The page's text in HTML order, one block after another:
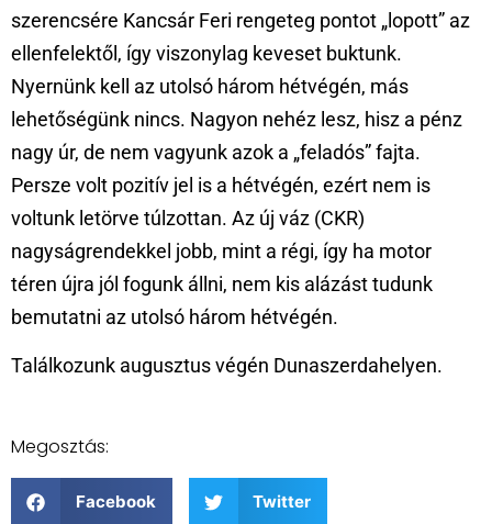
szerencsére Kancsár Feri rengeteg pontot „lopott” az
ellenfelektől, így viszonylag keveset buktunk.
Nyernünk kell az utolsó három hétvégén, más
lehetőségünk nincs. Nagyon nehéz lesz, hisz a pénz
nagy úr, de nem vagyunk azok a „feladós” fajta.
Persze volt pozitív jel is a hétvégén, ezért nem is
voltunk letörve túlzottan. Az új váz (CKR)
nagyságrendekkel jobb, mint a régi, így ha motor
téren újra jól fogunk állni, nem kis alázást tudunk
bemutatni az utolsó három hétvégén.
Találkozunk augusztus végén Dunaszerdahelyen.
Megosztás:
Facebook Twitter